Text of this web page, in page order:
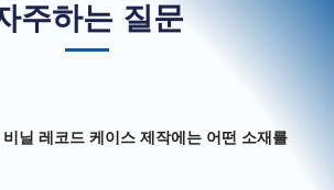
주하는 질문
닐 레코드 케이스 제작에는 어떤 소재를